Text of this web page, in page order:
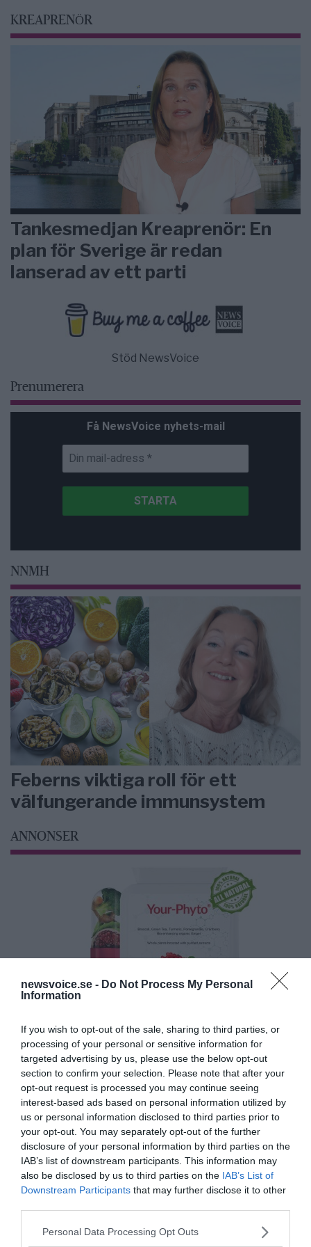
newsvoice.se - Do Not Process My Personal
Information
If you wish to opt-out of the sale, sharing to third parties, or
processing of your personal or sensitive information for
targeted advertising by us, please use the below opt-out
section to confirm your selection. Please note that after your
opt-out request is processed you may continue seeing
interest-based ads based on personal information utilized by
us or personal information disclosed to third parties prior to
your opt-out. You may separately opt-out of the further
disclosure of your personal information by third parties on the
IAB’s list of downstream participants. This information may
also be disclosed by us to third parties on the IAB’s List of
Downstream Participants that may further disclose it to other
Please note that this website/app uses one or more Google
Personal Data Processing Opt Outs
KREAPRENÖR
Tankesmedjan Kreaprenör: En
plan för Sverige är redan
lanserad av ett parti
Stöd NewsVoice
Prenumerera
Få NewsVoice nyhets-mail
NNMH
Feberns viktiga roll för ett
välfungerande immunsystem
ANNONSER